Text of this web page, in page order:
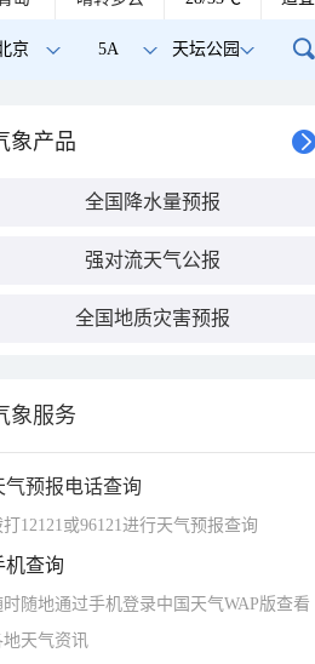
京 5A 天坛公园
象产品
全国降水量预报
强对流天气公报
全国地质灾害预报
象服务
气预报电话查询
打12121或96121进行天气预报查询
机查询
时随地通过手机登录中国天气WAP版查看
地天气资讯